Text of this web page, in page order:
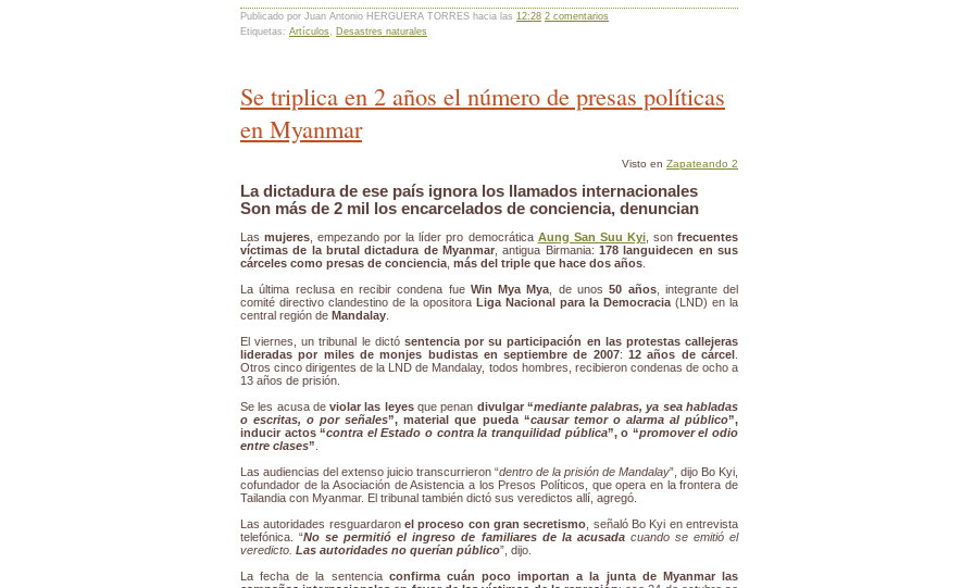
Publicado por Juan Antonio HERGUERA TORRES hacia las 12:28 2 comentarios
Etiquetas: Artículos Desastres naturales
Se triplica en 2 años el número de presas políticas
en Myanmar
Visto en Zapateando 2
La dictadura de ese país ignora los llamados internacionales
Son más de 2 mil los encarcelados de conciencia, denuncian
Lasmujeres , empezando por la líder pro democrática Aung San Suu Kyi, sonfrecuentes
víctimas de la brutal dictadura de Myanmar , antigua Birmania: 178 languidecen en sus
cárceles como presas de conciencia más del triple que hace dos años
La última reclusa en recibir condena fue Win Mya Mya , de unos50 años, integrante del
comité directivo clandestino de la opositora Liga Nacional para la Democracia (LND) en la
central región de Mandalay
El viernes, un tribunal le dictó sentencia por su participación en las protestas callejeras
lideradas por miles de monjes budistas en septiembre de 2007:12 años de cárcel
Otros cinco dirigentes de la LND de Mandalay, todos hombres, recibieron condenas de ocho a
13 años de prisión.
Se les acusa deviolar las leyesque penan divulgar “mediante palabras, ya sea habladas
o escritas, o por señales”, material que pueda “causar temor o alarma al público”,
inducir actos “contra el Estado o contra la tranquilidad pública”, o “promover el odio
entre clases”
Las audiencias del extenso juicio transcurrieron “dentro de la prisión de Mandalay”, dijo Bo Kyi,
cofundador de la Asociación de Asistencia a los Presos Políticos, que opera en la frontera de
Tailandia con Myanmar. El tribunal también dictó sus veredictos allí, agregó.
Las autoridades resguardaron el proceso con gran secretismo , señaló Bo Kyi en entrevista
telefónica. “No se permitió el ingreso de familiares de la acusadacuando se emitió el
veredicto. Las autoridades no querían público”, dijo.
La fecha de la sentencia confirma cuán poco importan a la junta de Myanmar las